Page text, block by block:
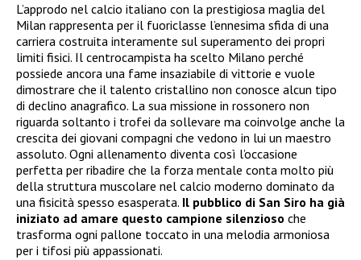
L’approdo nel calcio italiano con la prestigiosa maglia del
Milan rappresenta per il fuoriclasse l’ennesima sfida di una
carriera costruita interamente sul superamento dei propri
limiti fisici. Il centrocampista ha scelto Milano perché
possiede ancora una fame insaziabile di vittorie e vuole
dimostrare che il talento cristallino non conosce alcun tipo
di declino anagrafico. La sua missione in rossonero non
riguarda soltanto i trofei da sollevare ma coinvolge anche la
crescita dei giovani compagni che vedono in lui un maestro
assoluto. Ogni allenamento diventa così l’occasione
perfetta per ribadire che la forza mentale conta molto più
della struttura muscolare nel calcio moderno dominato da
una fisicità spesso esasperata. Il pubblico di San Siro ha già
iniziato ad amare questo campione silenzioso che
trasforma ogni pallone toccato in una melodia armoniosa
per i tifosi più appassionati.